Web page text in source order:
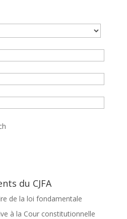
du CJFA
de la loi fondamentale
à la Cour constitutionnelle